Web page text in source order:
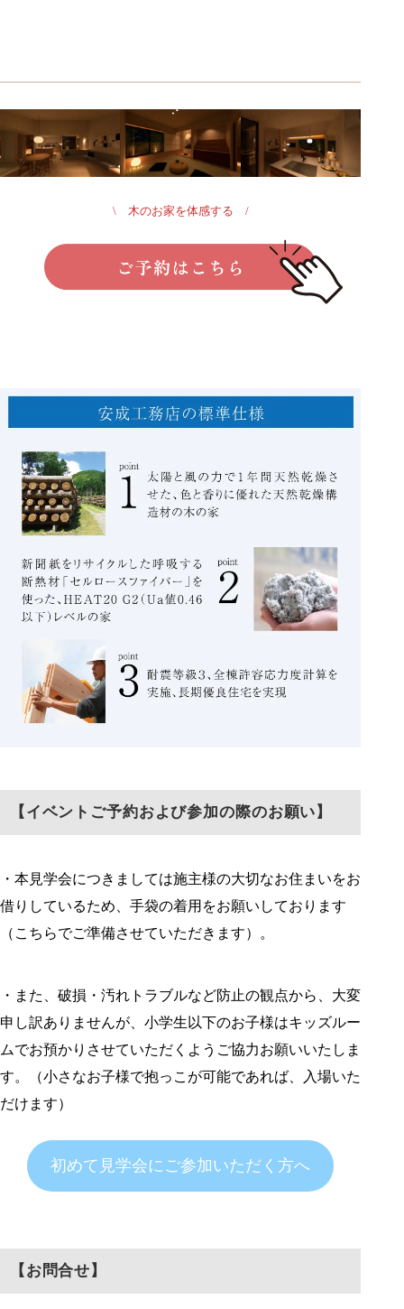
\ 木のお家を体感する /
【イベントご予約および参加の際のお願い】
・本見学会につきましては施主様の大切なお住まいをお
借りしているため、手袋の着用をお願いしております
（こちらでご準備させていただきます）。
・また、破損・汚れトラブルなど防止の観点から、大変
申し訳ありませんが、小学生以下のお子様はキッズルー
ムでお預かりさせていただくようご協力お願いいたしま
す。（小さなお子様で抱っこが可能であれば、入場いた
だけます）
初めて見学会にご参加いただく方へ
【お問合せ】